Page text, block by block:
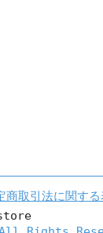
商取引法に関す